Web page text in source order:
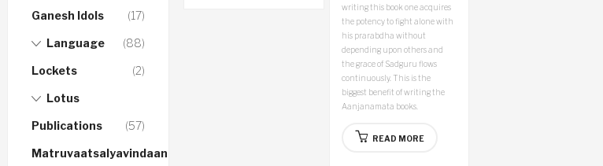
writing this book one acquires
the potency to fight alone with
his prarabdha without
depending upon others and
the grace of Sadguru flows
continuously. This is the
biggest benefit of writing the
Aanjanamata books.
READ MORE
Ganesh Idols (17)
Language (88)
Lockets (2)
Lotus
Publications (57)
Matruvaatsalyavindaanam